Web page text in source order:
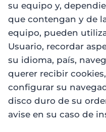
su equipo y,
que contengan y de
equipo, pueden
Usuario, recordar
su idioma, país,
querer recibir
configurar su
disco duro de su
avise en su caso de